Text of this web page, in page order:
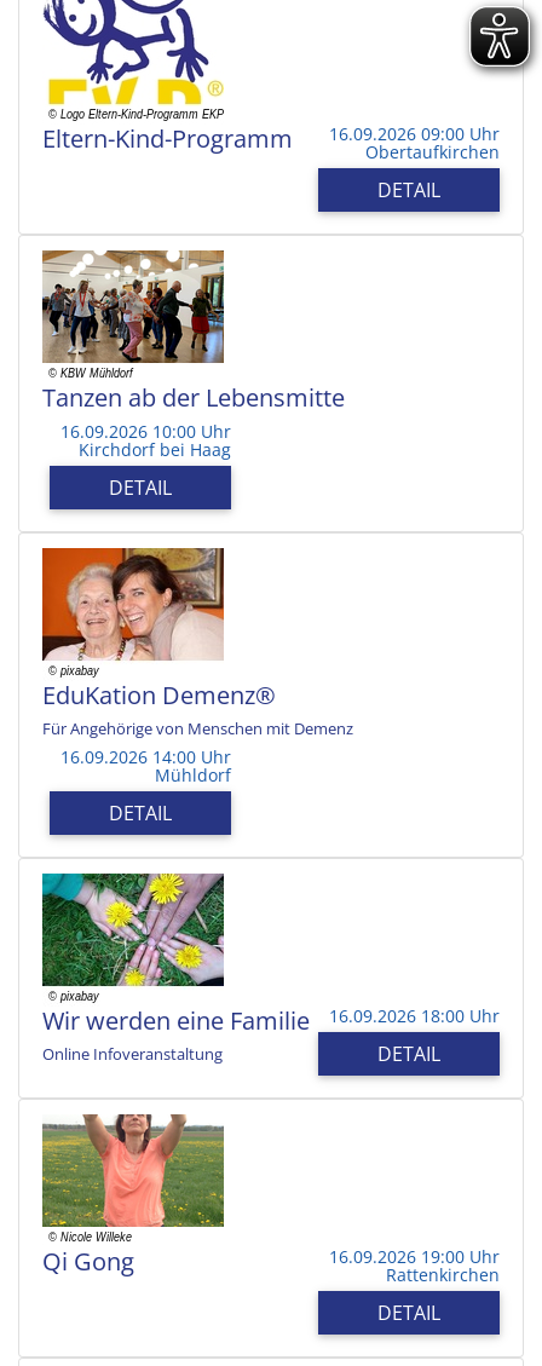
Eltern-Kind-Programm 16.09.2026 09:00 Uhr
Obertaufkirchen
DETAIL
Tanzen ab der Lebensmitte
16.09.2026 10:00 Uhr
Kirchdorf bei Haag
DETAIL
EduKation Demenz®
Für Angehörige von Menschen mit Demenz
16.09.2026 14:00 Uhr
Mühldorf
DETAIL
Wir werden eine Familie
Online Infoveranstaltung
16.09.2026 18:00 Uhr
DETAIL
Qi Gong 16.09.2026 19:00 Uhr
Rattenkirchen
DETAIL